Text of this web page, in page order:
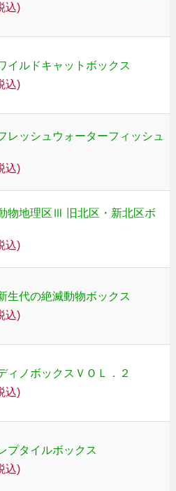
込)
イルドキャットボックス
込)
レッシュウォーターフィッシュ
込)
物地理区Ⅲ 旧北区・新北区ボ
込)
生代の絶滅動物ボックス
込)
ィノボックスＶＯＬ．２
込)
プタイルボックス
込)